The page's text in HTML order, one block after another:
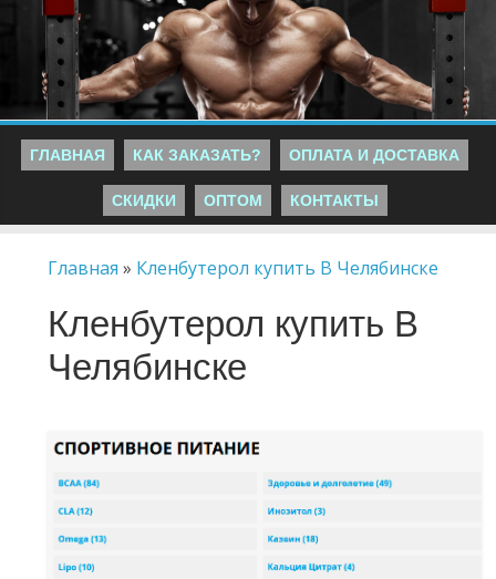
ГЛАВНАЯ КАК ЗАКАЗАТЬ? ОПЛАТА И ДОСТАВКА
СКИДКИ ОПТОМ КОНТАКТЫ
Главная » Кленбутерол купить В Челябинске
Кленбутерол купить В
Челябинске